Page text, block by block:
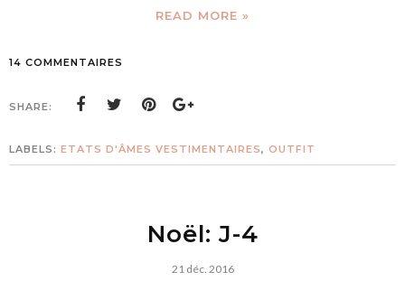
READ MORE »
14 COMMENTAIRES
SHARE:
LABELS: ETATS D'ÂMES VESTIMENTAIRES, OUTFIT
Noël: J-4
21 déc. 2016